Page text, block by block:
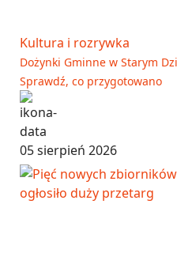
Kultura i rozrywka
Dożynki Gminne w Starym
Sprawdź, co przygotowano
05 sierpień 2026